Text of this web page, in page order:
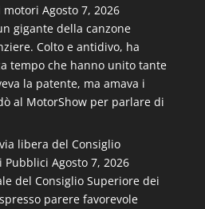
motori Agosto 7, 2026
gigante della canzone
Colto e antidivo, ha
tempo che hanno unito tante
la patente, ma amava i
al MotorShow per parlare di
libera del Consiglio
Pubblici Agosto 7, 2026
del Consiglio Superiore dei
parere favorevole